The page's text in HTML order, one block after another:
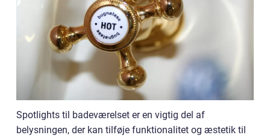
Spotlights til badeværelset er en vigtig del af
belysningen, der kan tilføje funktionalitet og æstetik til